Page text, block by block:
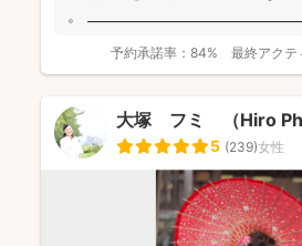
。
予約承諾率： 84% 最終アクテ
大塚 フミ （Hiro
5 (239)女性